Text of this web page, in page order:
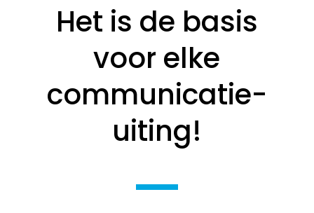
Het is de basis
voor elke
communicatie-
uiting!